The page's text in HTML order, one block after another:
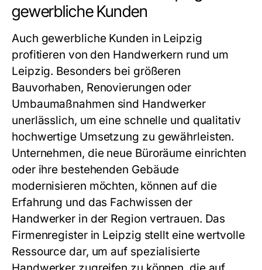
gewerbliche Kunden
Auch gewerbliche Kunden in Leipzig
profitieren von den Handwerkern rund um
Leipzig. Besonders bei größeren
Bauvorhaben, Renovierungen oder
Umbaumaßnahmen sind Handwerker
unerlässlich, um eine schnelle und qualitativ
hochwertige Umsetzung zu gewährleisten.
Unternehmen, die neue Büroräume einrichten
oder ihre bestehenden Gebäude
modernisieren möchten, können auf die
Erfahrung und das Fachwissen der
Handwerker in der Region vertrauen. Das
Firmenregister in Leipzig stellt eine wertvolle
Ressource dar, um auf spezialisierte